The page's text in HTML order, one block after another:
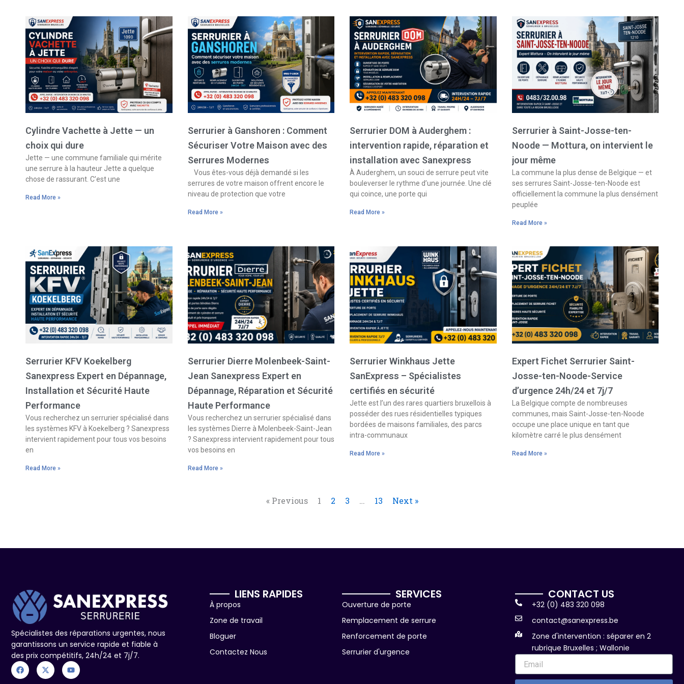
Cylindre Vachette à Jette — un
choix qui dure
Jette — une commune familiale qui mérite
une serrure à la hauteur Jette a quelque
chose de rassurant. C’est une
Read More »
Serrurier à Ganshoren : Comment
Sécuriser Votre Maison avec des
Serrures Modernes
Vous êtes-vous déjà demandé si les
serrures de votre maison offrent encore le
niveau de protection que votre
Read More »
Serrurier DOM à Auderghem :
intervention rapide, réparation et
installation avec Sanexpress
À Auderghem, un souci de serrure peut vite
bouleverser le rythme d’une journée. Une clé
qui coince, une porte qui
Read More »
Serrurier à Saint-Josse-ten-
Noode — Mottura, on intervient le
jour même
La commune la plus dense de Belgique — et
ses serrures Saint-Josse-ten-Noode est
officiellement la commune la plus densément
peuplée
Read More »
Serrurier KFV Koekelberg
Sanexpress Expert en Dépannage,
Installation et Sécurité Haute
Performance
Vous recherchez un serrurier spécialisé dans
les systèmes KFV à Koekelberg ? Sanexpress
intervient rapidement pour tous vos besoins
en
Read More »
Serrurier Dierre Molenbeek-Saint-
Jean Sanexpress Expert en
Dépannage, Réparation et Sécurité
Haute Performance
Vous recherchez un serrurier spécialisé dans
les systèmes Dierre à Molenbeek-Saint-Jean
? Sanexpress intervient rapidement pour tous
vos besoins en
Read More »
Serrurier Winkhaus Jette
SanExpress – Spécialistes
certifiés en sécurité
Jette est l’un des rares quartiers bruxellois à
posséder des rues résidentielles typiques
bordées de maisons familiales, des parcs
intra-communaux
Read More »
Expert Fichet Serrurier Saint-
Josse-ten-Noode-Service
d’urgence 24h/24 et 7j/7
La Belgique compte de nombreuses
communes, mais Saint-Josse-ten-Noode
occupe une place unique en tant que
kilomètre carré le plus densément
Read More »
« Previous 1 2
Page
3 …
Page
13 Next »
Spécialistes des réparations urgentes, nous
garantissons un service rapide et fiable à
des prix compétitifs, 24h/24 et 7j/7.
F
a
c
X
-
t
Y
o
u
LIENS RAPIDES
À propos
Zone de travail
Bloguer
Contactez Nous
SERVICES
Ouverture de porte
Remplacement de serrure
Renforcement de porte
Serrurier d'urgence
CONTACT US
+32 (0) 483 320 098
contact@sanexpress.be
Zone d'intervention : séparer en 2
rubrique Bruxelles ; Wallonie